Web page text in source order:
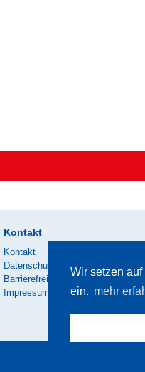
Wir setzen
ein. mehr
Kontakt
Kontakt
Datenschutz
Barrierefreiheit
Impressum